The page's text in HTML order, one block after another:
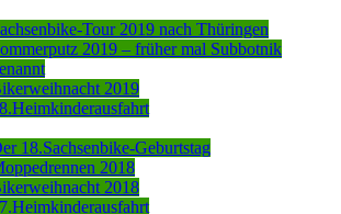
Tour 2019 nach Thüringen
2019 – früher mal Subbotnik
2019
18.Sachsenbike-Geburtstag
2018
2018